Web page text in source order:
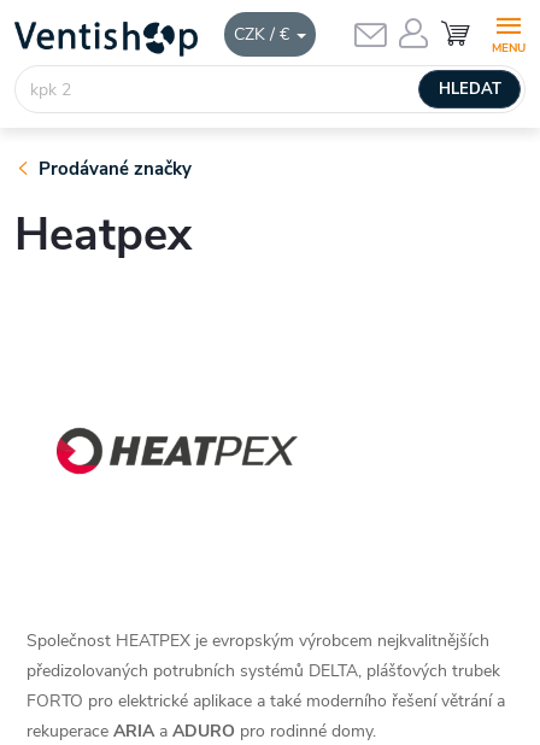
CZK / €
obsah
HLEDAT
NÁKUPNÍ
KOŠÍK
Prodávané značky
Heatpex
Společnost HEATPEX je evropským výrobcem nejkvalitnějších
předizolovaných potrubních systémů DELTA, plášťových trubek
FORTO pro elektrické aplikace a také moderního řešení větrání a
rekuperace ARIAa ADURO pro rodinné domy.